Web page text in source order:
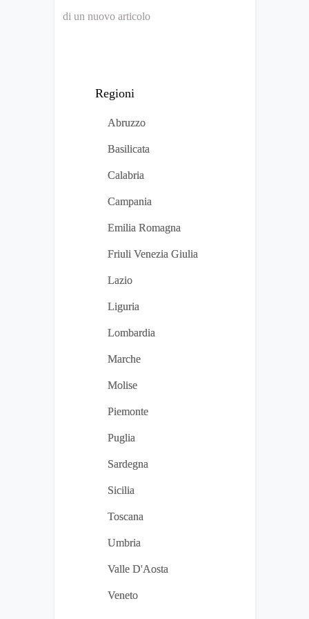
di un nuovo articolo
Regioni
Abruzzo
Basilicata
Calabria
Campania
Emilia Romagna
Friuli Venezia Giulia
Lazio
Liguria
Lombardia
Marche
Molise
Piemonte
Puglia
Sardegna
Sicilia
Toscana
Umbria
Valle D'Aosta
Veneto